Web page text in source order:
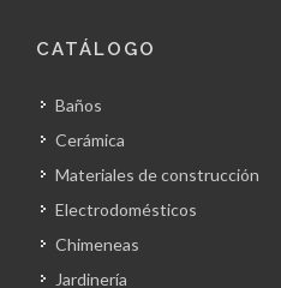
CATÁLOGO
Baños
Cerámica
Materiales de construcción
Electrodomésticos
Chimeneas
Jardinería